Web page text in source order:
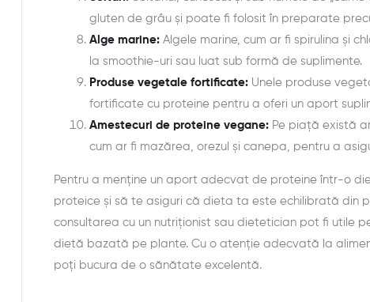
gluten de grâu și poate fi folosit în preparate
Alge marine: Algele marine, cum ar fi spirulina și
la smoothie-uri sau luat sub formă de suplimente.
Produse vegetale fortificate: Unele produse
fortificate cu proteine pentru a oferi un aport
Amestecuri de proteine vegane: Pe piață există
cum ar fi mazărea, orezul și canepa, pentru a
Pentru a menține un aport adecvat de proteine într-o
proteice și să te asiguri că dieta ta este echilibrată din
consultarea cu un nutriționist sau dietetician pot fi utile
dietă bazată pe plante. Cu o atenție adecvată la
poți bucura de o sănătate excelentă.